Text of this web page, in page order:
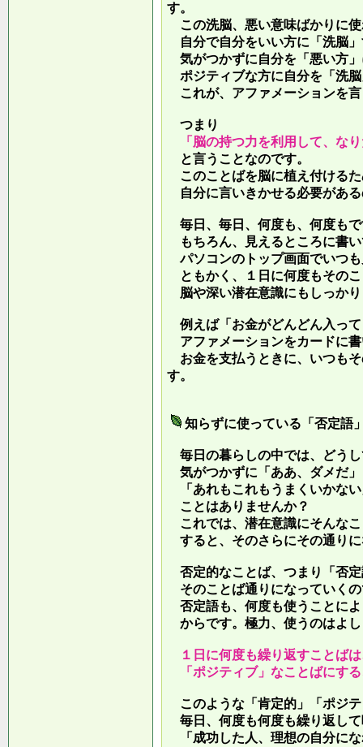
す。
この洗脳、悪い意味ばかりに
自分で自分をいい方に「洗脳
気がつかずに自分を「悪い方
ポジティブな方に自分を「洗
これが、アファメーションを
つまり
「脳の持つ力を利用して、な
と言うことなのです。
このことばを脳に植え付ける
自分に言いきかせる必要があ
毎日、毎日、何度も、何度も
もちろん、見えるところに書
パソコンのトップ画面でいつ
ともかく、１日に何度もその
脳や深い潜在意識にもしっか
例えば「お金がどんどん入っ
アファメーションをカードに
お金を支払うときに、いつも
す。
知らずに使っている「否定語
毎日の暮らしの中では、どう
気がつかずに「ああ、ダメだ
「あれもこれもうまくいかな
ことはありませんか？
これでは、潜在意識にそんな
すると、そのさらにその通り
否定的なことば、つまり「否
そのことば通りになっていく
否定語も、何度も使うことに
からです。極力、使うのはよ
１日に何度も繰り返すことば
「ポジティブ」なことばにす
このような「肯定的」「ポジ
毎日、何度も何度も繰り返し
「成功した人、理想の自分に